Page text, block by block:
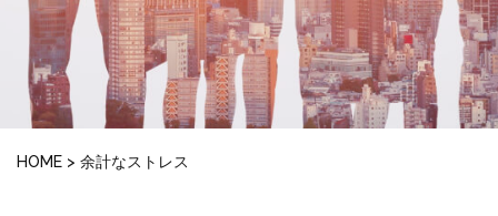
HOME > 余計なストレス